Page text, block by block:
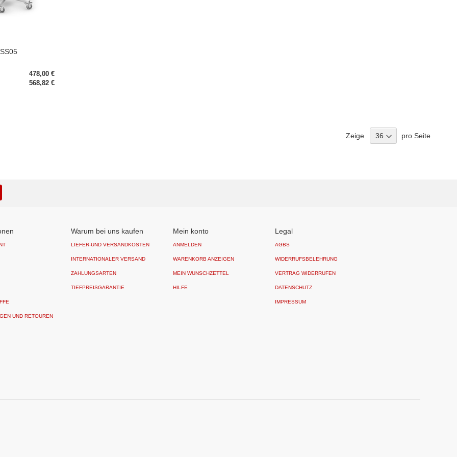
478,00 €
568,82 €
Zeige pro Seite
UND RETOUREN
Warum bei uns kaufen
LIEFER-UND VERSANDKOSTEN
INTERNATIONALER VERSAND
ZAHLUNGSARTEN
TIEFPREISGARANTIE
Mein konto
ANMELDEN
WARENKORB ANZEIGEN
MEIN WUNSCHZETTEL
HILFE
Legal
AGBS
WIDERRUFSBELEHRUNG
VERTRAG WIDERRUFEN
DATENSCHUTZ
IMPRESSUM